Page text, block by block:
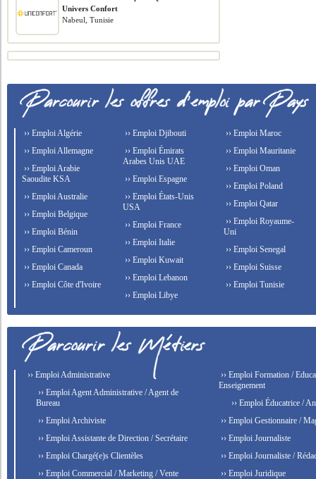
Univers Confort
Nabeul, Tunisie
›› Emploi Algérie
›› Emploi Allemagne
›› Emploi Arabie
Saoudite KSA
›› Emploi Australie
›› Emploi Belgique
›› Emploi Bénin
›› Emploi Cameroun
›› Emploi Canada
›› Emploi Côte d'Ivoire
›› Emploi Djibouti
›› Emploi Émirats
Arabes Unis UAE
›› Emploi Espagne
›› Emploi États-Unis
USA
›› Emploi France
›› Emploi Italie
›› Emploi Kuwait
›› Emploi Lebanon
›› Emploi Libye
›› Emploi Maroc
›› Emploi Mauritanie
›› Emploi Oman
›› Emploi Poland
›› Emploi Qatar
›› Emploi Royaume-
Uni
›› Emploi Senegal
›› Emploi Suisse
›› Emploi Tunisie
›› Emploi Administrative
›› Emploi Agent Administrative / Agent de
Bureau
›› Emploi Archiviste
›› Emploi Assistante de Direction / Secrétaire
›› Emploi Chargé(e)s Clientèles
›› Emploi Commercial / Marketing / Vente
›› Emploi Formation /
Enseignement
›› Emploi Éducatrice /
›› Emploi Gestionnaire /
›› Emploi Journaliste
›› Emploi Journaliste /
›› Emploi Juridique